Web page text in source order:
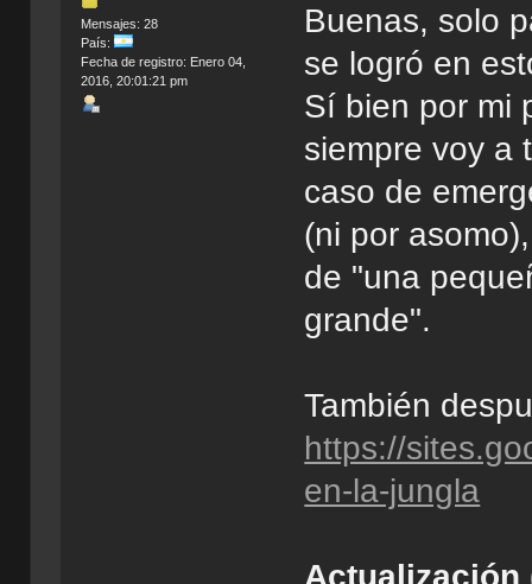
Mensajes: 28
País:
Fecha de registro: Enero 04,
2016, 20:01:21 pm
Buenas, solo
se logró en
Sí bien por mi
siempre voy a
caso de
(ni por
de "una
grande".
También
https://
en-la-jungla
Actualización